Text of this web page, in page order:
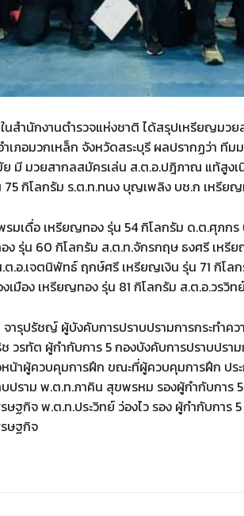
นสำนักงานตำรวจแห่งชาติ ได้สรุปเหรียญมว
เภอมวกเหล็ก จังหวัดสระบุรี ผลปรากฏว่า ที
มี มวยสากลสมัครเล่น ส.ต.อ.ปฎิภาณ​ แท้สูง
กิโลกรัม ร.ต.ท.ทนง​ บุญเพลิง​ บช.ก เหรียญ
มเดื่อ​ เหรียญทอง รุ่น 54 กิโลกรัม ด.ต.ศุภก
รุ่น 60 กิโลกรัม ส.ต.ท.จักรกฤษ ธงศรี เหรี
.อ.เจตนิพัทธ์ ฤกษ์ศรี เหรียญเงิน รุ่น 71 กิโ
มือง เหรียญทอง รุ่น 81 กิโลกรัม ส.ต.อ.วรวิท
ารุปรัชญ์ ผู้บังคับการปราบปรามการกระทำค
วรทัต ผู้กำกับการ 5 กองบังคับการปราบปรา
น้าผู้ควบคุมการฝึก ขณะที่ผู้ควบคุมการฝึก ปร
ปราม พ.ต.ท.ภาคิน สุขพรหม รองผู้กำกับการ
ฐกิจ พ.ต.ท.ประวิทย์ ว่องไว รอง ผู้กำกับการ
ษฐกิจ